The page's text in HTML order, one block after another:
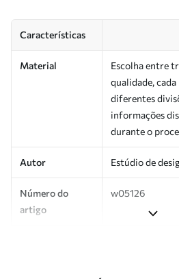
Características
Material
Escolha entre
qualidade,
diferentes
informações
durante o
Autor Estúdio de
Número do
artigo
w05126